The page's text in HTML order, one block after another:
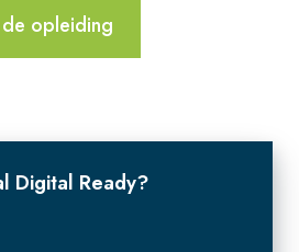
opleiding
Digital Ready?